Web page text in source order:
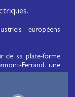
européens
de sa plate-forme
Ferrand, une
, de matériel